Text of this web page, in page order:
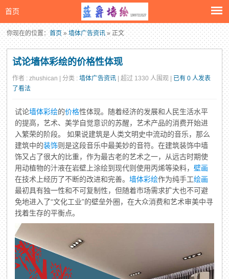
首页
你现在的位置：首页 »墙体广告资讯 » 正文
试论墙体彩绘的价格性体现
作者 : zhushican | 分类 :墙体广告资讯 | 超过 1330 人围观 | 已有 0 人发表
了看法
试论墙体彩绘的价格性体现。随着经济的发展和人民生活水平
的提高，艺术、美学自觉意识的苏醒，艺术产品的消费开始进
入繁荣的阶段。 如果说建筑是人类文明史中流动的音乐，那么
建筑中的装饰则是这段音乐中最美妙的音符。在建筑装饰中墙
饰又占了很大的比重，作为最古老的艺术之一，从远古时期使
用动植物的汁液在岩壁上涂绘到现代则使用丙烯等染料，壁画
在技术上经历了不断的改进和完善。墙体彩绘作为纯手工绘画
最初具有独一性和不可复制性，但随着市场需求扩大也不可避
免地进入了“文化工业”的壁垒外圈，在大众消费和艺术审美中寻
找着生存的平衡点。